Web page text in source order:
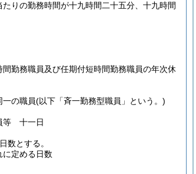
りの勤務時間が十九時間二十五分、十九時間
勤務職員及び任期付短時間勤務職員の年次休
の職員(以下「斉一勤務型職員」という。)
等 十一日
数とする。
定める日数